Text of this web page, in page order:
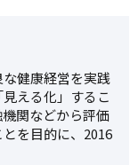
健康経営を実践
える化」するこ
関などから評価
を目的に、2016